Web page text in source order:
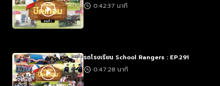
0:42:37 นาที
รถโรงเรียน School Rangers : EP.291
0:47:28 นาที